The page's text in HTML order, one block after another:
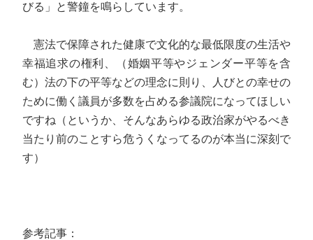
びる」と警鐘を鳴らしています。
憲法で保障された健康で文化的な最低限度の生活や
幸福追求の権利、（婚姻平等やジェンダー平等を含
む）法の下の平等などの理念に則り、人びとの幸せの
ために働く議員が多数を占める参議院になってほしい
ですね（というか、そんなあらゆる政治家がやるべき
当たり前のことすら危うくなってるのが本当に深刻で
す）
参考記事：